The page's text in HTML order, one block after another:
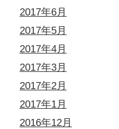
2017年6月
2017年5月
2017年4月
2017年3月
2017年2月
2017年1月
2016年12月